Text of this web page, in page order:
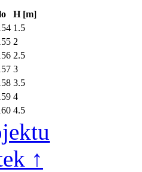
H [m]
1.5
2
2.5
3
3.5
4
4.5
↑